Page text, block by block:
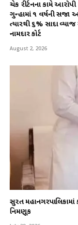
ચેક રીર્ટનના કામે
ગુન્હામાં ૧ વર્ષની સજા
ત્યારથી ૬% સાદા
નામદાર કોર્ટ
August 2, 2026
સુરત મહાનગરપાલિકામાં
નિમણૂક